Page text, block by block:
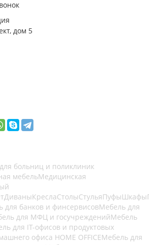
дом 5
больниц и поликлиник
мебельМедицинская
ДиваныКреслаСтолыСтульяПуфыШкафы
для банков и финсервисовМебель для
для МФЦ и госучрежденийМебель
для IT-офисов и продуктовых
офиса HOME OFFICEМебель для